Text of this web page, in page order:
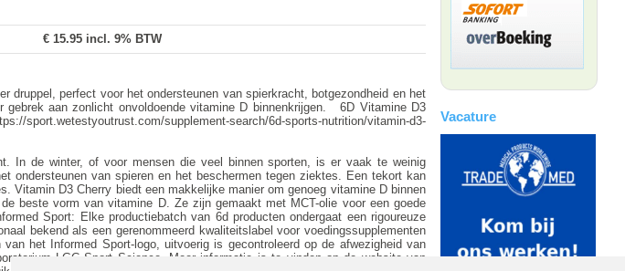
Vacature
€ 15.95 incl. 9% BTW
druppel, perfect voor het ondersteunen van spierkracht, botgezondheid en het
aan zonlicht onvoldoende vitamine D binnenkrijgen. 6D Vitamine D3
sport.wetestyoutrust.com/supplement-search/6d-sports-nutrition/vitamin-d3-
In de winter, of voor mensen die veel binnen sporten, is er vaak te weinig
ondersteunen van spieren en het beschermen tegen ziektes. Een tekort kan
Vitamin D3 Cherry biedt een makkelijke manier om genoeg vitamine D binnen
beste vorm van vitamine D. Ze zijn gemaakt met MCT-olie voor een goede
Sport: Elke productiebatch van 6d producten ondergaat een rigoureuze
bekend als een gerenommeerd kwaliteitslabel voor voedingssupplementen
het Informed Sport-logo, uitvoerig is gecontroleerd op de afwezigheid van
LGC Sport Science. Meer informatie is te vinden op de website van